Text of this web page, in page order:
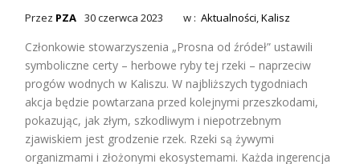
Przez PZA 30 czerwca 2023 w :Aktualności,Kalisz
Członkowie stowarzyszenia „Prosna od źródeł” ustawili
symboliczne certy – herbowe ryby tej rzeki – naprzeciw
progów wodnych w Kaliszu. W najbliższych tygodniach
akcja będzie powtarzana przed kolejnymi przeszkodami,
pokazując, jak złym, szkodliwym i niepotrzebnym
zjawiskiem jest grodzenie rzek. Rzeki są żywymi
organizmami i złożonymi ekosystemami. Każda ingerencja